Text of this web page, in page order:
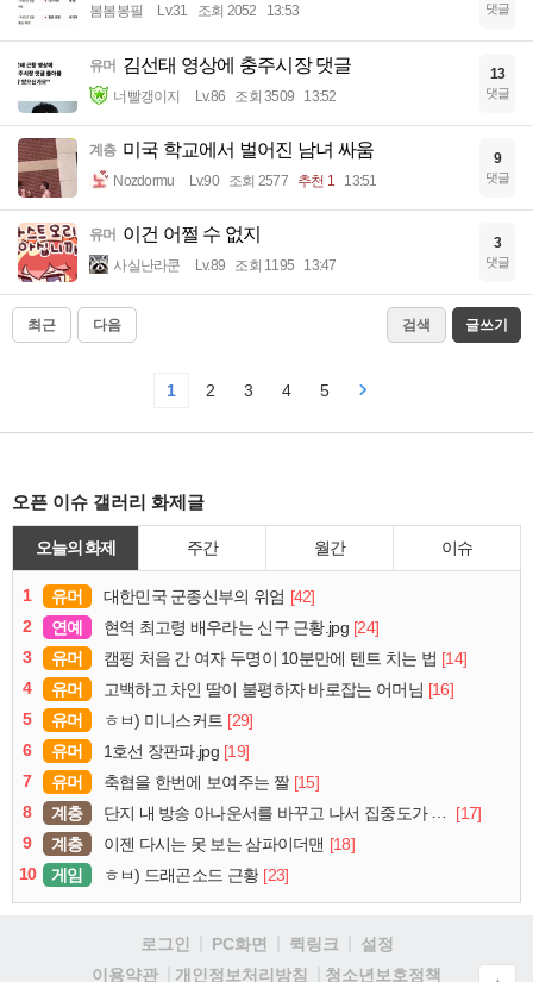
봄봄봉필 Lv.31 조회 2052 13:53 댓글
유머 김선태 영상에 충주시장 댓글
너빨갱이지 Lv.86 조회 3509 13:52
13
댓글
계층 미국 학교에서 벌어진 남녀 싸움
Nozdormu Lv.90 조회 2577 추천 1 13:51
9
댓글
유머 이건 어쩔 수 없지
사실난라쿤 Lv.89 조회 1195 13:47
3
댓글
최근 다음 검색 글쓰기
1 2 3 4 5
오픈 이슈 갤러리 화제글
오늘의 화제 주간 월간 이슈
1 유머 대한민국 군종신부의 위엄 [42]
2
연예 현역 최고령 배우라는 신구 근황.jpg [24]
3
유머 캠핑 처음 간 여자 두명이 10분만에 텐트 치는 법 [14]
4
유머 고백하고 차인 딸이 불평하자 바로잡는 어머님 [16]
5
유머 ㅎㅂ) 미니스커트 [29]
6
유머 1호선 장판파.jpg [19]
7
유머 축협을 한번에 보여주는 짤 [15]
8
계층 단지 내 방송 아나운서를 바꾸고 나서 집중도가 확 올라갔다는 한 아파트의 안내방송
[17]
9
계층 이젠 다시는 못 보는 삼파이더맨 [18]
10
게임 ㅎㅂ) 드래곤소드 근황 [23]
로그인 PC화면 퀵링크
설정
이용약관
개인정보처리방침 청소년보호정책